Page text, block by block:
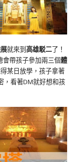
就來到高雄駁二了！
會帶孩子參加兩三個體
某日放學，孩子拿著
，看著DM就好想和孩